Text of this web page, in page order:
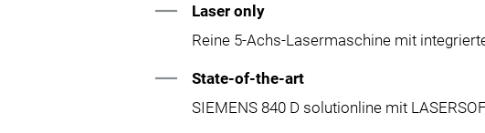
Laser only
Reine 5-Achs-Lasermaschine mit
State-of-the-art
SIEMENS 840 D solutionline mit